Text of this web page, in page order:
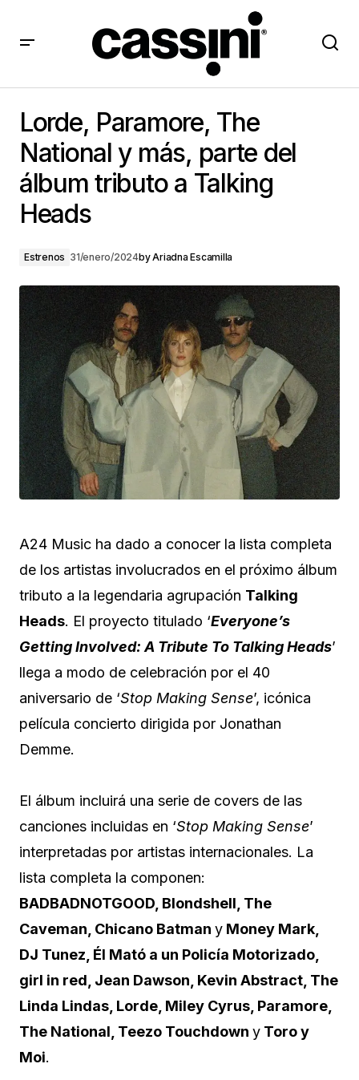
tributo a Talking Heads
Lorde, Paramore, The
National y más, parte del
álbum tributo a Talking
Heads
Estrenos 31/enero/2024byAriadna Escamilla
A24 Music ha dado a conocer la lista completa
de los artistas involucrados en el próximo álbum
tributo a la legendaria agrupación Talking
Heads. El proyecto titulado ‘Everyone’s
Getting Involved: A Tribute To Talking Heads’
llega a modo de celebración por el 40
aniversario de ‘Stop Making Sense’, icónica
película concierto dirigida por Jonathan
Demme.
El álbum incluirá una serie de covers de las
canciones incluidas en ‘Stop Making Sense’
interpretadas por artistas internacionales. La
lista completa la componen:
BADBADNOTGOOD, Blondshell, The
Caveman, Chicano Batman y Money Mark,
DJ Tunez, Él Mató a un Policía Motorizado,
girl in red, Jean Dawson, Kevin Abstract, The
Linda Lindas, Lorde, Miley Cyrus, Paramore,
The National, Teezo Touchdown y Toro y
Moi.